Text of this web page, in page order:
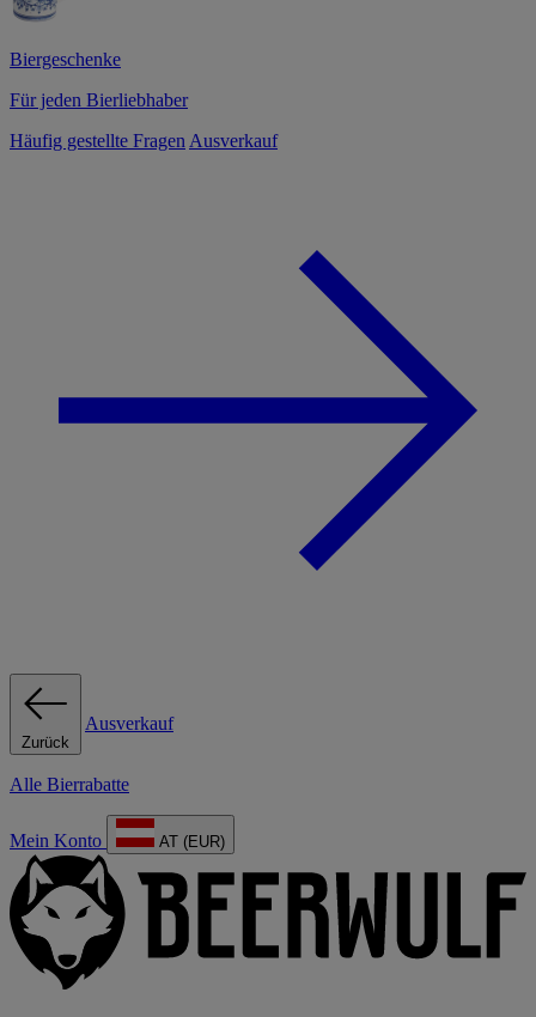
Biergeschenke
Für jeden Bierliebhaber
Häufig gestellte Fragen Ausverkauf
Zurück
Ausverkauf
Alle Bierrabatte
Mein Konto AT (EUR)